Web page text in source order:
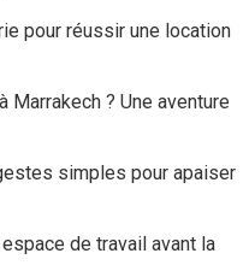
pour réussir une location
Marrakech ? Une aventure
simples pour apaiser
de travail avant la